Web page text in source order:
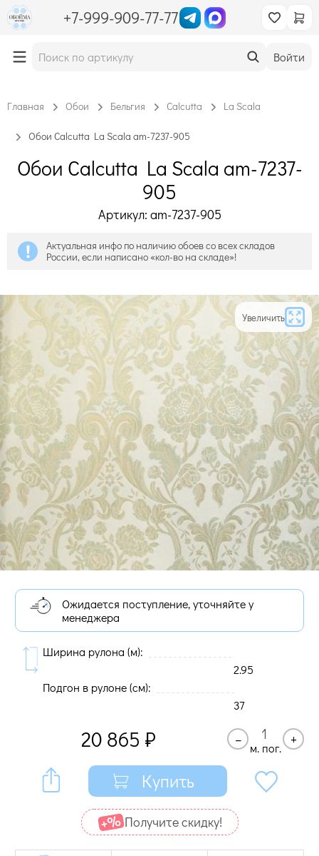
+7-999-909-77-77
Войти
Главная Обои Бельгия Calcutta La Scala
Обои Calcutta La Scala am-7237-905
Обои Calcutta La Scala am-7237-
905
Артикул: am-7237-905
Актуальная инфо по наличию обоев со всех складов
России, если написано «кол-во на складе»!
Увеличить
Ожидается поступление, уточняйте у
менеджера
Ширина рулона (м):
2.95
Подгон в рулоне (cм):
37
20 865 ₽ –
м. пог.
+
Купить
Получите cкидку!